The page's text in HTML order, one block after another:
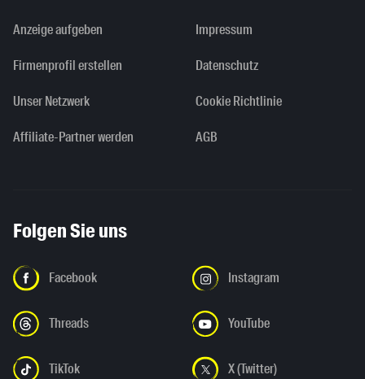
Anzeige aufgeben
Firmenprofil erstellen
Unser Netzwerk
Affiliate-Partner werden
Impressum
Datenschutz
Cookie Richtlinie
AGB
Folgen Sie uns
Facebook Instagram
Threads YouTube
TikTok X (Twitter)